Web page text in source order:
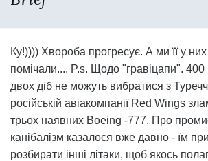
Ку!)))) Хвороба прогресує. А ми її у них
помічали.... P.s. Щодо "гравіцапи". 400
двох діб не можуть вибратися з
російській авіакомпанії Red Wings
трьох наявних Boeing -777. Про
канібалізм казалося вже давно - їм
розбирати інші літаки, щоб якось